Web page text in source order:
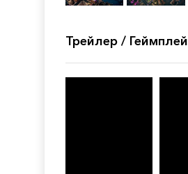
Трейлер / Геймплей